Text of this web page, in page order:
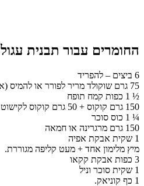
החומרים עבור תבנית עגולה
6 ביצים – להפריד
75 גרם שוקולד מריר לפורר או להמיס (אני מעדיפה לפורר)
½ 1 כפות קמח תופח
150 גרם קוקוס + 50 גרם קוקוס לקישוט
¼ 1 כוס סוכר
150 גרם מרגרינה או חמאה
1 שקית אבקת אפיה
מיץ מלימון אחד + מעט קליפה מגוררת.
3 כפות אבקת קקאו
1 שקית סוכר וניל
1 כף קוניאק.